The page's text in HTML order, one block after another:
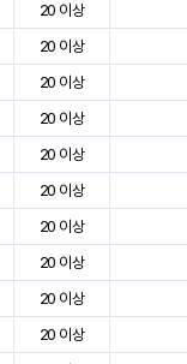
20 이상
20 이상
20 이상
20 이상
20 이상
20 이상
20 이상
20 이상
20 이상
20 이상